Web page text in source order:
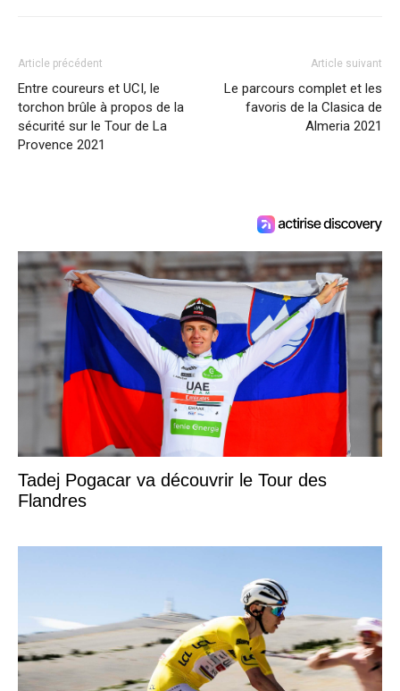
Article précédent
Entre coureurs et UCI, le
torchon brûle à propos de la
sécurité sur le Tour de La
Provence 2021
Article suivant
Le parcours complet et les
favoris de la Clasica de
Almeria 2021
Tadej Pogacar va découvrir le Tour des
Flandres